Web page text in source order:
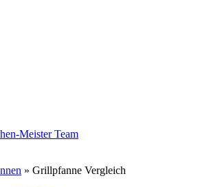
Meister Team
» Grillpfanne Vergleich